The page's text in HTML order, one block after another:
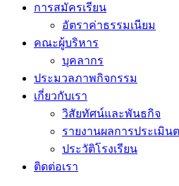
การสมัครเรียน
อัตราค่าธรรมเนียม
คณะผู้บริหาร
บุคลากร
ประมวลภาพกิจกรรม
เกี่ยวกับเรา
วิสัยทัศน์และพันธกิจ
รายงานผลการประเมิน
ประวัติโรงเรียน
ติดต่อเรา